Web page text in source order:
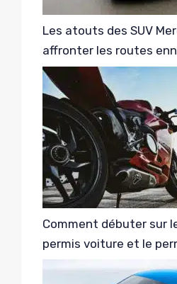
Les atouts des SUV
affronter les routes
Comment débuter sur
permis voiture et le